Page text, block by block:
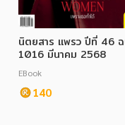
นิตยสาร แพรว ปีที่ 46
1016 มีนาคม 2568
EBook
140